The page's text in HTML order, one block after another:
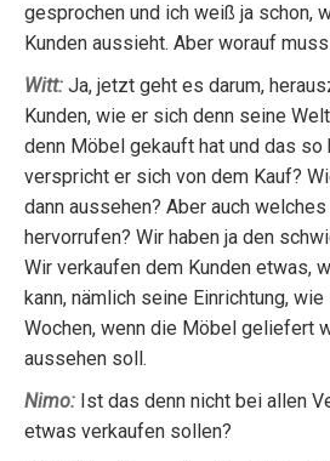
gesprochen und ich weiß ja schon,
Kunden aussieht. Aber worauf
Witt: Ja, jetzt geht es darum,
Kunden, wie er sich denn seine
denn Möbel gekauft hat und das
verspricht er sich von dem Kauf?
dann aussehen? Aber auch
hervorrufen? Wir haben ja den
Wir verkaufen dem Kunden etwas,
kann, nämlich seine Einrichtung,
Wochen, wenn die Möbel geliefert
aussehen soll.
Nimo: Ist das denn nicht bei allen
etwas verkaufen sollen?